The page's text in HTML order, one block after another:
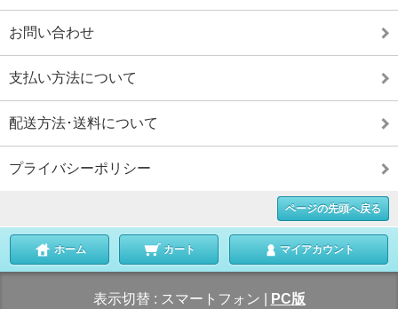
お問い合わせ
支払い方法について
配送方法･送料について
プライバシーポリシー
ページの先頭へ戻る
ホーム カート マイアカウント
表示切替 : スマートフォン PC版